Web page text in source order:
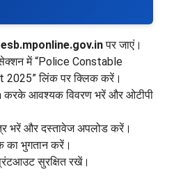
esb.mponline.gov.inपर जाएं।
में “Police Constable
लिंक पर क्लिक करें।
आवश्यक विवरण भरें और ओटीपी
भरें और दस्तावेज अपलोड करें।
का भुगतान करें।
सुरक्षित रखें।